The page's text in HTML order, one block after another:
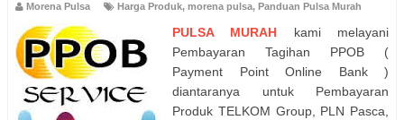
Morena Pulsa Harga Produk, morena pulsa, Panduan Pulsa Murah
PULSA MURAH kami melayani
Pembayaran Tagihan PPOB (
Payment Point Online Bank )
diantaranya untuk Pembayaran
Produk TELKOM Group, PLN Pasca,